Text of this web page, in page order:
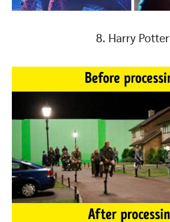
8. Harry Potter